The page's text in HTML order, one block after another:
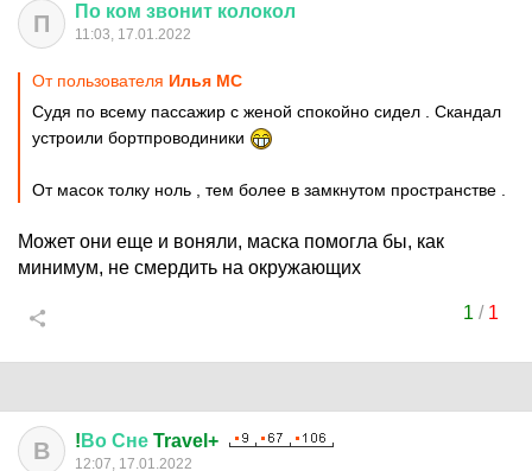
П По ком звонит колокол
11:03, 17.01.2022
От пользователя Илья MC
Судя по всему пассажир с женой спокойно сидел . Скандал
устроили бортпроводиники
От масок толку ноль , тем более в замкнутом пространстве .
Может они еще и воняли, маска помогла бы, как
минимум, не смердить на окружающих
1 / 1
В ! Во Сне Travel+
12:07, 17.01.2022